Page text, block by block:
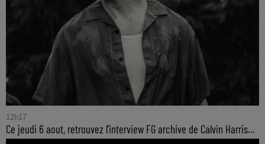
12h17
Ce jeudi 6 aout, retrouvez l'interview FG archive de Calvin Harris...